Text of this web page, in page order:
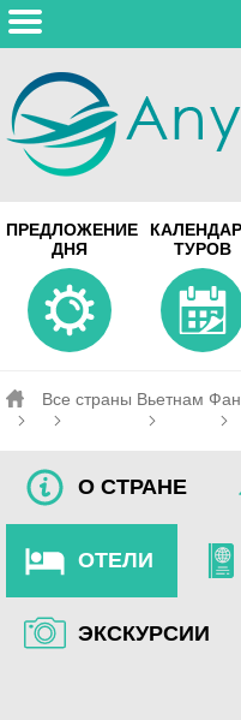
ул. Леонида Беды,
смотреть на карте
МИНСК
ул. Притыцкого
ул. Скрыганова
ПРЕДЛОЖЕНИЕ
ДНЯ
ТУРОВ
Все страны Вьетнам
О СТРАНЕ
ОТЕЛИ
ЭКСКУРСИИ